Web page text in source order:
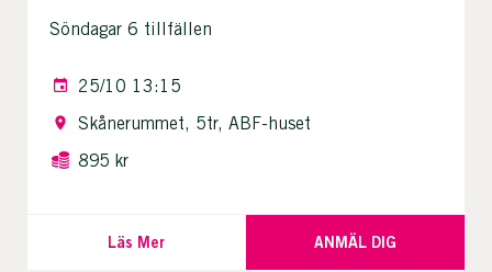
Söndagar 6 tillfällen
25/10 13:15
Skånerummet, 5tr, ABF-huset
895 kr
Läs Mer ANMÄL DIG